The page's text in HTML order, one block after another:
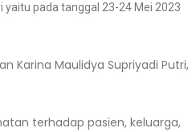
yaitu pada tanggal 23-24 Mei 2023
Karina Maulidya Supriyadi Putri,
terhadap pasien, keluarga,